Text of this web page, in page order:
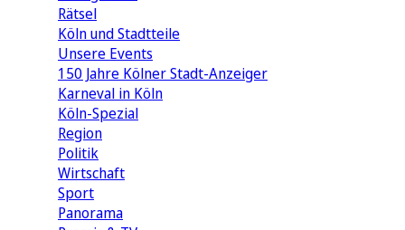
Rätsel
Köln und Stadtteile
Unsere Events
150 Jahre Kölner Stadt-Anzeiger
Karneval in Köln
Köln-Spezial
Region
Politik
Wirtschaft
Sport
Panorama